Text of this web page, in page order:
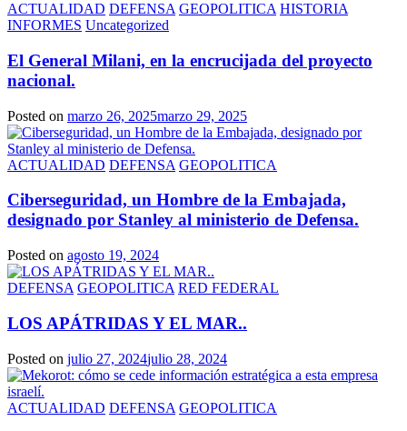
ACTUALIDAD DEFENSA GEOPOLITICA HISTORIA
INFORMES Uncategorized
El General Milani, en la encrucijada del proyecto
nacional.
Posted on marzo 26, 2025marzo 29, 2025
ACTUALIDAD DEFENSA GEOPOLITICA
Ciberseguridad, un Hombre de la Embajada,
designado por Stanley al ministerio de Defensa.
Posted on agosto 19, 2024
DEFENSA GEOPOLITICA RED FEDERAL
LOS APÁTRIDAS Y EL MAR..
Posted on julio 27, 2024julio 28, 2024
ACTUALIDAD DEFENSA GEOPOLITICA